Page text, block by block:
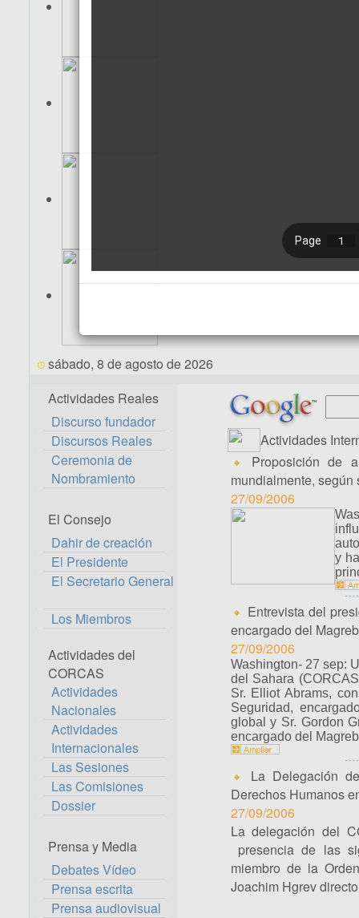
sábado, 8 de agosto de 2026
Actividades Reales
Discurso fundador
Discursos Reales
Ceremonia de
Nombramiento
El Consejo
Dahir de creación
El Presidente
El Secretario General
Los Miembros
Actividades del
CORCAS
Actividades
Nacionales
Actividades
Internacionales
Las Sesiones
Las Comisiones
Dossier
Prensa y Media
Debates Vídeo
Prensa escrita
Prensa audiovisual
Actividades
Proposición de
mundialmente, según
27/09/2006
y
Entrevista del
encargado del Magreb
27/09/2006
Washington- 27 sep:
del Sahara
Sr. Elliot Abrams,
Seguridad,
global y Sr. Gordon
encargado del
La Delegación
Derechos Humanos
27/09/2006
La delegación del
presencia de las
miembro de la
Joachim Hgrev